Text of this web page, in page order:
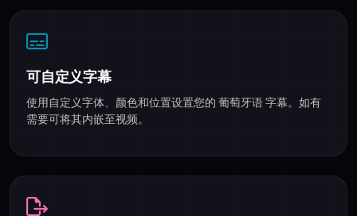
可自定义字幕
使用自定义字体、颜色和位置设置您的 葡萄牙语 字幕。如有
需要可将其内嵌至视频。